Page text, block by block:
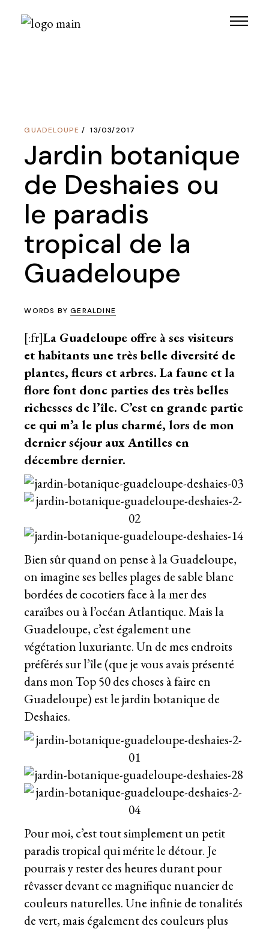
GUADELOUPE 13/03/2017
Jardin botanique
de Deshaies ou
le paradis
tropical de la
Guadeloupe
WORDS BYGERALDINE
[:fr]La Guadeloupe offre à ses visiteurs
et habitants une très belle diversité de
plantes, fleurs et arbres. La faune et la
flore font donc parties des très belles
richesses de l’île. C’est en grande partie
ce qui m’a le plus charmé, lors de mon
dernier séjour aux Antilles en
décembre dernier.
Bien sûr quand on pense à la Guadeloupe,
on imagine ses belles plages de sable blanc
bordées de cocotiers face à la mer des
caraïbes ou à l’océan Atlantique. Mais la
Guadeloupe, c’est également une
végétation luxuriante. Un de mes endroits
préférés sur l’île (que je vous avais présenté
dans monTop 50 des choses à faire en
Guadeloupe) est le jardin botanique de
Deshaies.
Pour moi, c’est tout simplement un petit
paradis tropical qui mérite le détour. Je
pourrais y rester des heures durant pour
rêvasser devant ce magnifique nuancier de
couleurs naturelles. Une infinie de tonalités
de vert, mais également des couleurs plus